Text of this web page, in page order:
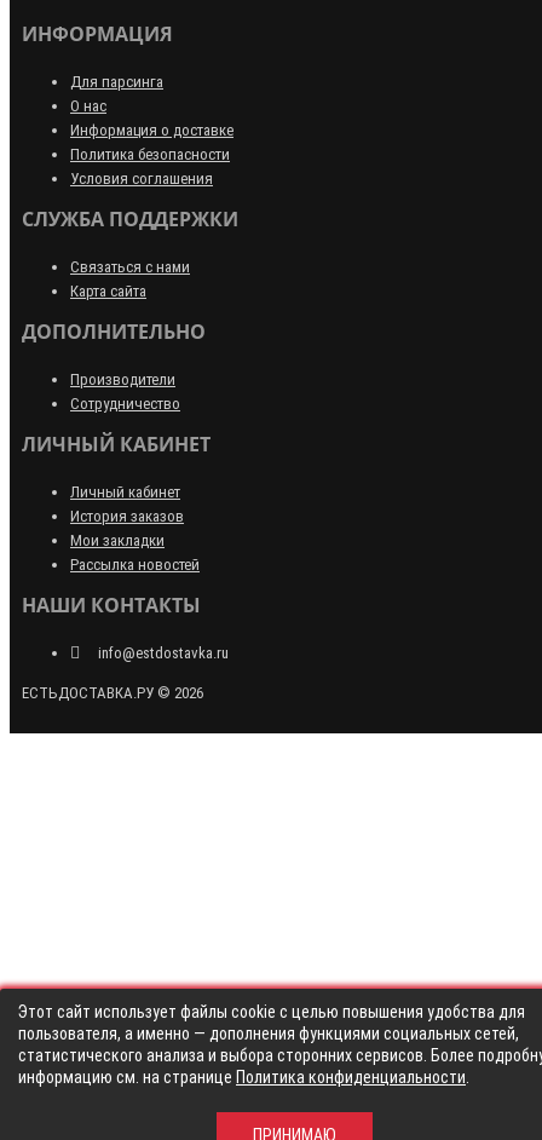
ИНФОРМАЦИЯ
Для парсинга
О нас
Информация о доставке
Политика безопасности
Условия соглашения
СЛУЖБА ПОДДЕРЖКИ
Связаться с нами
Карта сайта
ДОПОЛНИТЕЛЬНО
Производители
Сотрудничество
ЛИЧНЫЙ КАБИНЕТ
Личный кабинет
История заказов
Мои закладки
Рассылка новостей
НАШИ КОНТАКТЫ
info@estdostavka.ru
ЕСТЬДОСТАВКА.РУ © 2026
Этот сайт использует файлы cookie с целью повышения удобства для
пользователя, а именно — дополнения функциями социальных сетей,
статистического анализа и выбора сторонних сервисов. Более
информацию см. на странице Политика конфиденциальности
ПРИНИМАЮ